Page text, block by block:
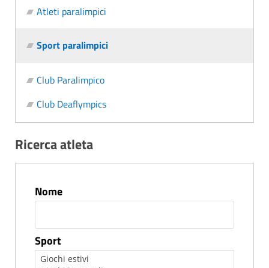
Atleti paralimpici
Sport paralimpici
Club Paralimpico
Club Deaflympics
Ricerca atleta
Nome
Sport